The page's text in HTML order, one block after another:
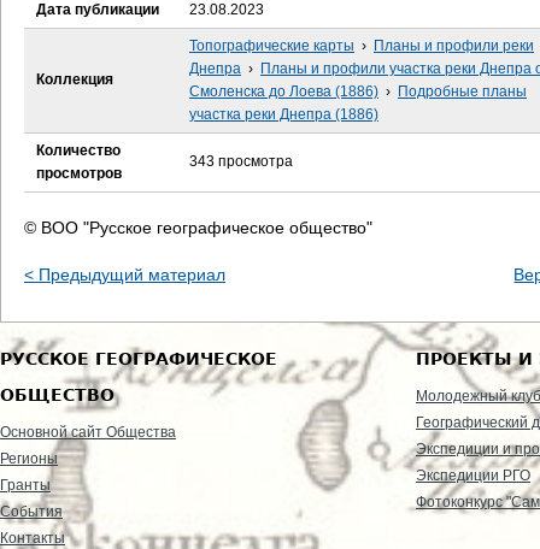
Дата публикации 23.08.2023
Коллекция
Топографические карты › Планы и профили реки
Днепра › Планы и профили участка реки Днепра
Смоленска до Лоева (1886) › Подробные планы
участка реки Днепра (1886)
Количество
просмотров
343 просмотра
© ВОО "Русское географическое общество"
< Предыдущий материал
РУССКОЕ ГЕОГРАФИЧЕСКОЕ
ОБЩЕСТВО
Основной сайт Общества
Регионы
Гранты
События
Контакты
ПРОЕКТЫ И
Молодежный клуб
Географический
Экспедиции и
Экспедиции РГО
Фотоконкурс